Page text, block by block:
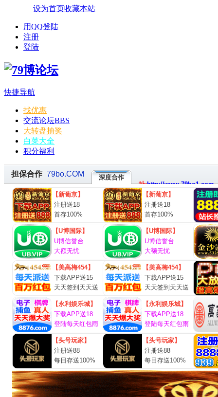
设为首页收藏本站
用QQ登陆
注册
登陆
快捷导航
找优惠
交流论坛BBS
大转盘抽奖
白菜大全
积分福利